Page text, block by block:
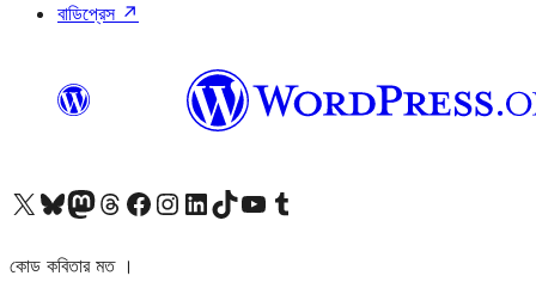
বাডিপ্রেস ↗
আমাদের X (আগের টুইটার) অ্যাকাউন্টে যানআমাদের Bluesky অ্যাকাউন্টটি দেখুনআমাদের মাস্টোডন অ্যাকাউন্টটি দেখুনআমাদের থ্রেডস অ্যাকাউন্টটি দেখুনআমাদের ফেসবুক পেজ দেখুনআমাদের ইন্সটাগ্রাম অ্যাকাউন্ট দেখুনআমাদের লিঙ্কডইন অ্যাকাউন্টে যানআমাদের TikTok অ্যাকাউন্টটি দেখুনআমাদের ইউটিউব চ্যানেলে যান আমাদের টাম্বলার অ্যাকাউন্ট দেখুন
কোড কবিতার মত ।